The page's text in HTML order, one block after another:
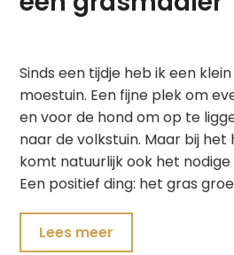
Sinds een tijdje heb ik een
moestuin. Een fijne plek om
en voor de hond om op te
naar de volkstuin. Maar bij
komt natuurlijk ook het nodige
Een positief ding: het gras
Lees meer